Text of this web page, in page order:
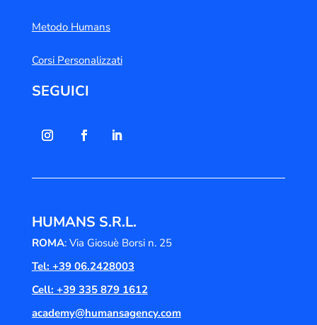
Metodo Humans
Corsi Personalizzati
SEGUICI
HUMANS S.R.L.
ROMA: Via Giosuè Borsi n. 25
Tel: +39 06.2428003
Cell: +39 335 879 1612
academy@humansagency.com